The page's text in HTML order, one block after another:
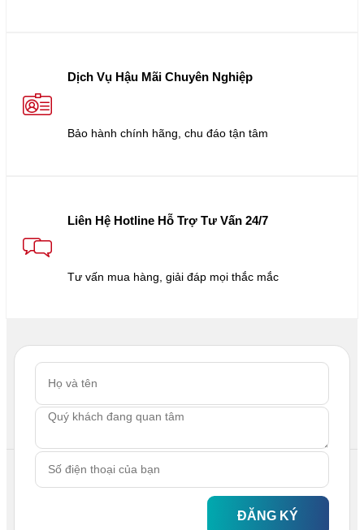
Dịch Vụ Hậu Mãi Chuyên Nghiệp
Bảo hành chính hãng, chu đáo tận tâm
Liên Hệ Hotline Hỗ Trợ Tư Vấn 24/7
Tư vấn mua hàng, giải đáp mọi thắc mắc
ĐĂNG KÝ